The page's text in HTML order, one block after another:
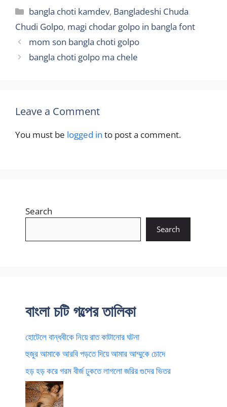
থেকে সুরু আশুলিয়ার…
Categories
bangla choti kamdev, Bangladeshi Chuda
Chudi Golpo, magi chodar golpo in bangla font
mom son bangla choti golpo
bangla choti golpo ma chele
Leave a Comment
You must be logged in to post a comment.
Search
Search
বাংলা চটি গল্পের তালিকা
হোটেলে বান্ধবীকে নিয়ে রাত কাটানোর ঘটনা
হুজুর আমাকে আরবি পড়তে দিয়ে আমার আম্মুকে চোদে
হড় হড় করে গরম বীর্জ ঢুকতে লাগলো জরির গুদের ভিতর